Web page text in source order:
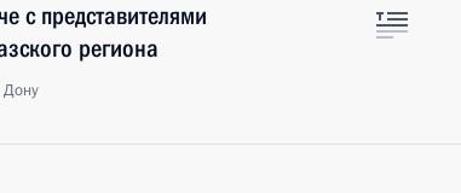
с представителями
региона
Дону